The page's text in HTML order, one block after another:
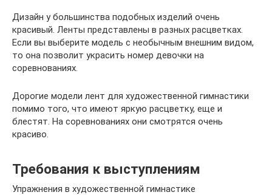
Дизайн у большинства подобных изделий очень
красивый. Ленты представлены в разных расцветках.
Если вы выберите модель с необычным внешним видом,
то она позволит украсить номер девочки на
соревнованиях.
Дорогие модели лент для художественной гимнастики
помимо того, что имеют яркую расцветку, еще и
блестят. На соревнованиях они смотрятся очень
красиво.
Требования к выступлениям
Упражнения в художественной гимнастике